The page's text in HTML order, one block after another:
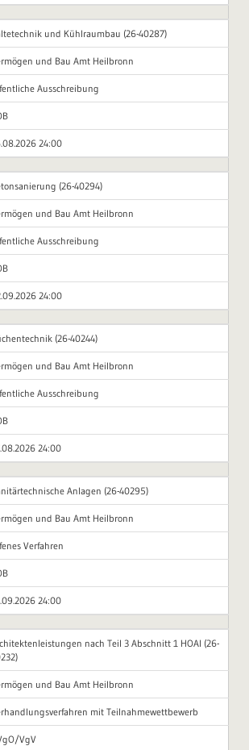
und Kühlraumbau (26-40287)
und Bau Amt Heilbronn
Ausschreibung
24:00
(26-40294)
und Bau Amt Heilbronn
Ausschreibung
24:00
(26-40244)
und Bau Amt Heilbronn
Ausschreibung
24:00
Anlagen (26-40295)
und Bau Amt Heilbronn
Verfahren
24:00
nach Teil 3 Abschnitt 1 HOAI (26-
und Bau Amt Heilbronn
mit Teilnahmewettbewerb
VgV